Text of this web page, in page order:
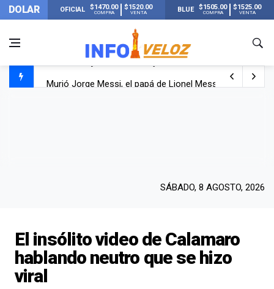
DOLAR OFICIAL $1470.00
COMPRA
$1520.00
VENTA BLUE $1505.00
COMPRA
$1525.00
VENTA
SÁBADO, 8 AGOSTO, 2026
El insólito video de Calamaro
hablando neutro que se hizo
viral